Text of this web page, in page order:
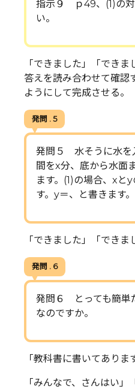
指示９ ｐ49、(1)の
い。
「できました」「できま
答えを読み合わせて確認
ようにして完成させる。
発問 . 5
発問５ 水そうに水を
間をx分、底から水面
ます。(1)の場合、xと
す。y＝、と書きます。
「できました」「できま
発問 . 6
発問６ とっても簡単
なのですか。
「教科書に書いてありま
「みんなで、さんはい」